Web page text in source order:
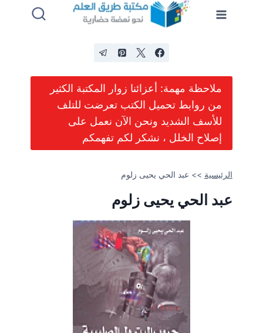
ملاحظة مهمة: أعزائنا زوار المكتبة الكثير
من روابط تحميل الكتب تعرضت للتلف
للأسف الشديد ونحن الآن نعمل على
إصلاح الخلل ، نشكر لكم تفهمكم
الرئيسية >> عبد الحي يحيى زلوم
عبد الحي يحيى زلوم